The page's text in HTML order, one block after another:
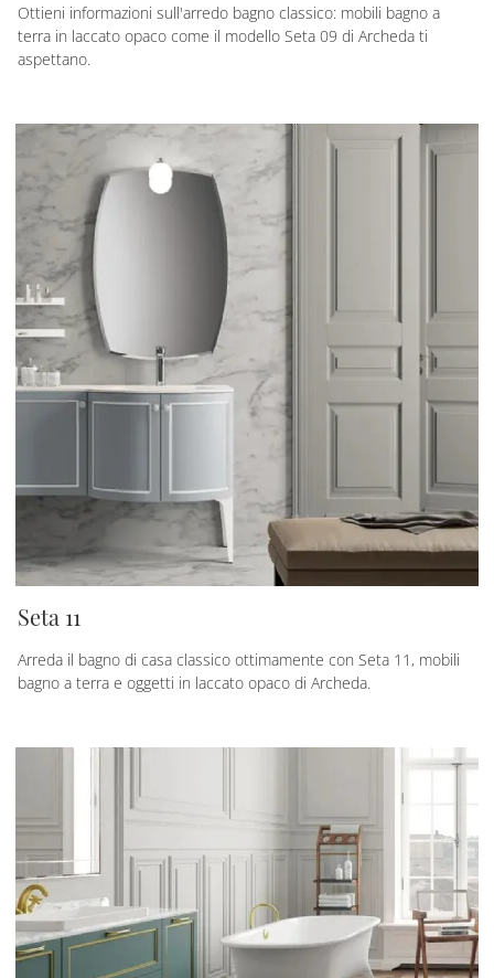
Ottieni informazioni sull'arredo bagno classico: mobili bagno a
terra in laccato opaco come il modello Seta 09 di Archeda ti
aspettano.
Seta 11
Arreda il bagno di casa classico ottimamente con Seta 11, mobili
bagno a terra e oggetti in laccato opaco di Archeda.